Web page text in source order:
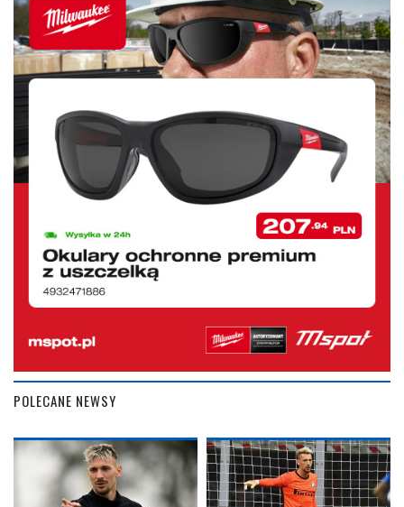
POLECANE NEWSY